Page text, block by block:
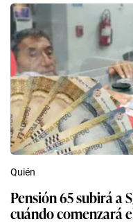
Quién
Pensión 65 subirá a
cuándo comenzará